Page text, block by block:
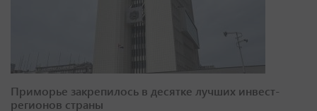
Приморье закрепилось в десятке лучших инвест-
регионов страны